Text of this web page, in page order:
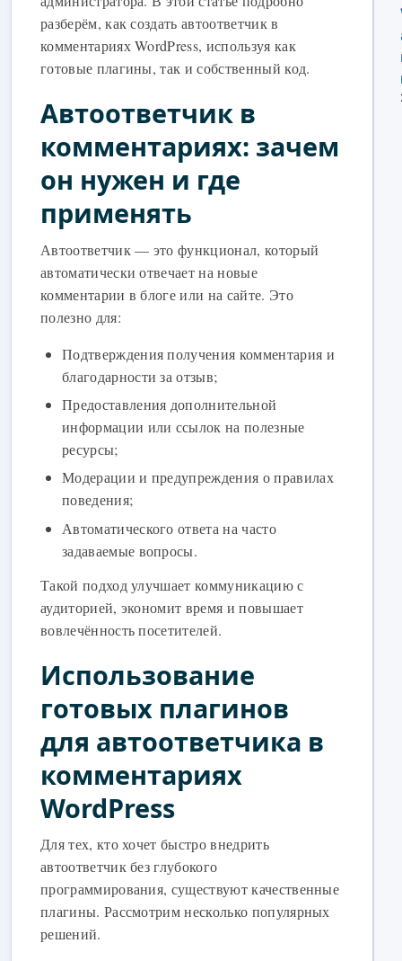
разберём, как создать автоответчик в
комментариях WordPress, используя как
готовые плагины, так и собственный код.
Автоответчик в
комментариях: зачем
он нужен и где
применять
Автоответчик — это функционал, который
автоматически отвечает на новые
комментарии в блоге или на сайте. Это
полезно для:
Подтверждения получения комментария и
благодарности за отзыв;
Предоставления дополнительной
информации или ссылок на полезные
ресурсы;
Модерации и предупреждения о правилах
поведения;
Автоматического ответа на часто
задаваемые вопросы.
Такой подход улучшает коммуникацию с
аудиторией, экономит время и повышает
вовлечённость посетителей.
Использование
готовых плагинов
для автоответчика в
комментариях
WordPress
Для тех, кто хочет быстро внедрить
автоответчик без глубокого
программирования, существуют качественные
плагины. Рассмотрим несколько популярных
решений.